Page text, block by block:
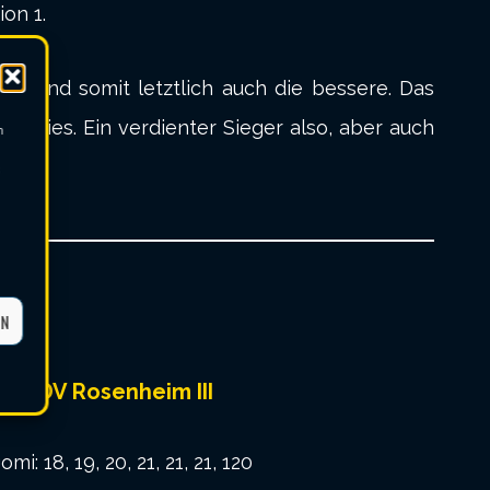
1.
und somit letztlich auch die bessere. Das
dies. Ein verdienter Sieger also, aber auch
1.BSDV Rosenheim III
18, 19, 20, 21, 21, 21, 120